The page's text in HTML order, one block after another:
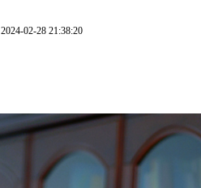
2024-02-28 21:38:20